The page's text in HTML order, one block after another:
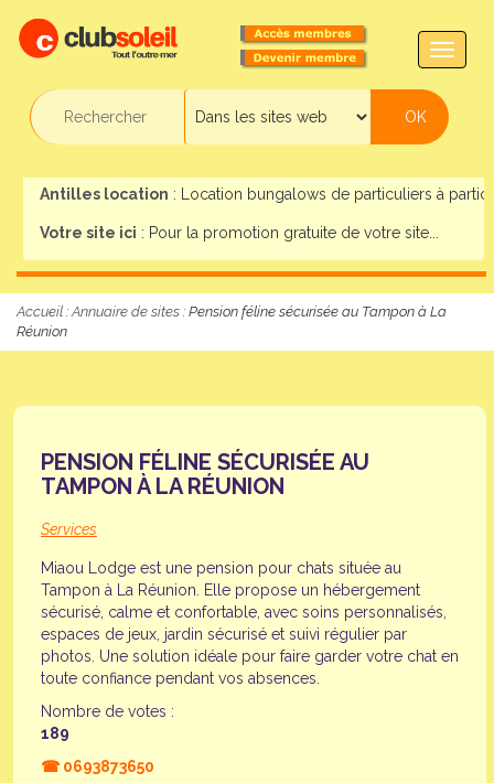
Antilles location : Location bungalows de particuliers à
Votre site ici : Pour la promotion gratuite de votre site...
Accueil :Annuaire de sites : Pension féline sécurisée au Tampon à La
Réunion
PENSION FÉLINE SÉCURISÉE AU
TAMPON À LA RÉUNION
Services
Miaou Lodge est une pension pour chats située au
Tampon à La Réunion. Elle propose un hébergement
sécurisé, calme et confortable, avec soins personnalisés,
espaces de jeux, jardin sécurisé et suivi régulier par
photos. Une solution idéale pour faire garder votre chat en
toute confiance pendant vos absences.
Nombre de votes :
189
☎ 0693873650